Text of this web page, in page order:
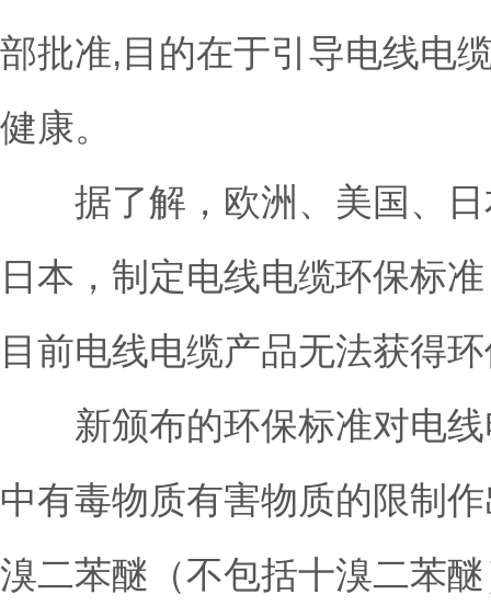
部批准,目的在于引导电线电
健康。
据了解，欧洲、美国、日
日本，制定电线电缆环保标
目前电线电缆产品无法获得
新颁布的环保标准对电线
中有毒物质有害物质的限制
溴二苯醚（不包括十溴二苯